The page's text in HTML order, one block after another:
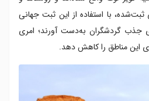
ثبت‌شده، با استفاده از این ثبت جهانی
جذب گردشگران به‌دست آورند؛ امری
این مناطق را کاهش دهد.